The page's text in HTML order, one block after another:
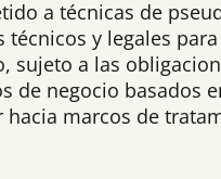
a técnicas de
y legales
sujeto a las
de negocio basados
marcos de